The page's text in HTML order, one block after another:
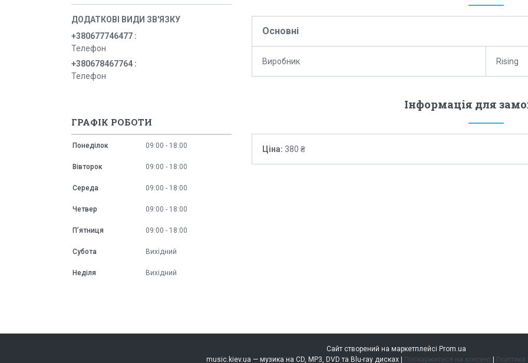
Основні
Виробник Rising
Інформація для
Ціна: 380 ₴
+380677746477
Телефон
+380678467764
Телефон
ГРАФІК РОБОТИ
Понеділок 09:00 18:00
Вівторок 09:00 18:00
Середа 09:00 18:00
Четвер 09:00 18:00
Пʼятниця 09:00 18:00
Субота Вихідний
Неділя Вихідний
Сайт створений на маркетплейсі Prom.ua
music.kiev.ua — музика на CD, MP3, DVD та Blu-ray дисках | Поскаржитися на контент | Політика